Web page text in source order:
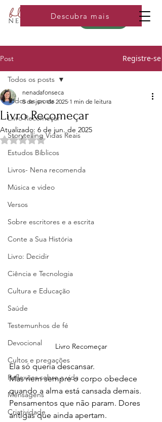
Loja
Descubra mais
Post Registre-se
Todos os posts
Livro Recomeçar
Storytelling Vidas Reais
Estudos Bíblicos
Livros- Nena recomenda
Música e video
Versos
Sobre escritores e a escrita
Conte a Sua História
Livro: Decidir
Ciência e Tecnologia
Cultura e Educação
Saúde
Testemunhos de fé
Devocional
Cultos e pregações
Reflexões sobre a vida
Mensagens
Criatividade
Todos os posts
Livro Recomeçar
nenadafonseca
5 de jun. de 2025 1 min de leitura
Atualizado: 6 de jun. de 2025
Avaliado com NaN de 5 estrelas.
Livro Recomeçar
Ela só queria descansar.
Mas nem sempre o corpo obedece
quando a alma está cansada demais.
Pensamentos que não param. Dores
antigas que ainda apertam.